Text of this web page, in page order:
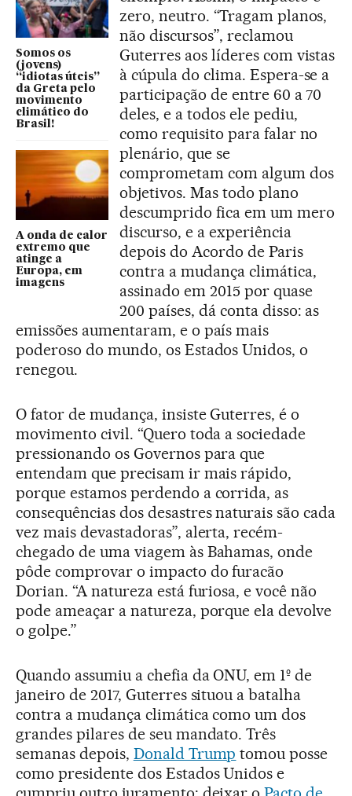
Somos os
(jovens)
“idiotas úteis”
da Greta pelo
movimento
climático do
Brasil!
A onda de calor
extremo que
atinge a
Europa, em
imagens
zero, neutro. “Tragam planos,
não discursos”, reclamou
Guterres aos líderes com vistas
à cúpula do clima. Espera-se a
participação de entre 60 a 70
deles, e a todos ele pediu,
como requisito para falar no
plenário, que se
comprometam com algum dos
objetivos. Mas todo plano
descumprido fica em um mero
discurso, e a experiência
depois do Acordo de Paris
contra a mudança climática,
assinado em 2015 por quase
200 países, dá conta disso: as
emissões aumentaram, e o país mais
poderoso do mundo, os Estados Unidos, o
renegou.
O fator de mudança, insiste Guterres, é o
movimento civil. “Quero toda a sociedade
pressionando os Governos para que
entendam que precisam ir mais rápido,
porque estamos perdendo a corrida, as
consequências dos desastres naturais são cada
vez mais devastadoras”, alerta, recém-
chegado de uma viagem às Bahamas, onde
pôde comprovar o impacto do furacão
Dorian. “A natureza está furiosa, e você não
pode ameaçar a natureza, porque ela devolve
o golpe.”
Quando assumiu a chefia da ONU, em 1º de
janeiro de 2017, Guterres situou a batalha
contra a mudança climática como um dos
grandes pilares de seu mandato. Três
semanas depois, Donald Trump tomou posse
como presidente dos Estados Unidos e